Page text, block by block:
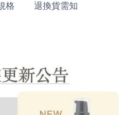
格 退換貨需知